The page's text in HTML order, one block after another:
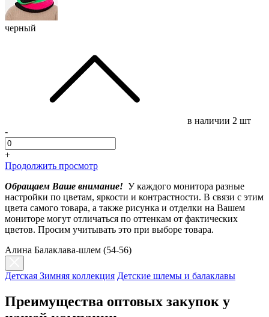
черный
в наличии 2 шт
-
+
Продолжить просмотр
Обращаем Ваше внимание! У каждого монитора разные
настройки по цветам, яркости и контрастности. В связи с этим
цвета самого товара, а также рисунка и отделки на Вашем
мониторе могут отличаться по оттенкам от фактических
цветов. Просим учитывать это при выборе товара.
Алина Балаклава-шлем (54-56)
Детская Зимняя коллекция Детские шлемы и балаклавы
Преимущества оптовых закупок у